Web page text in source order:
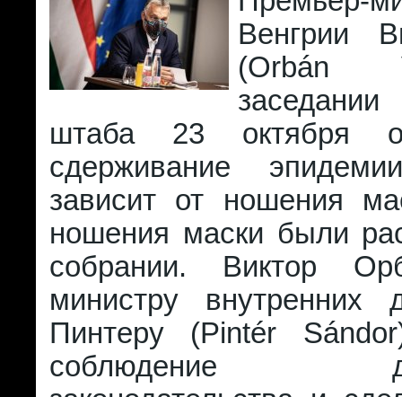
Венгрии
(Orbán
заседании
штаба 23 октября
сдерживание
зависит от ношения
ношения маски были
собрании. Виктор
министру внутренних
Пинтеру (Pintér
соблюдение